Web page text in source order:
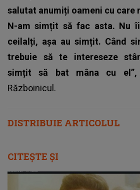
DISTRIBUIE ARTICOLUL
salutat anumiți oameni cu care
N-am simțit să fac asta. Nu
ceilalți, așa au simțit. Când
trebuie să te intereseze
simțit să bat mâna cu
Războinicul.
CITEȘTE ȘI